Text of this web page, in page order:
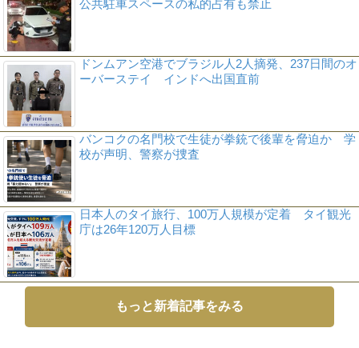
公共駐車スペースの私的占有も禁止
ドンムアン空港でブラジル人2人摘発、237日間のオ
ーバーステイ インドへ出国直前
バンコクの名門校で生徒が拳銃で後輩を脅迫か 学
校が声明、警察が捜査
日本人のタイ旅行、100万人規模が定着 タイ観光
庁は26年120万人目標
もっと新着記事をみる